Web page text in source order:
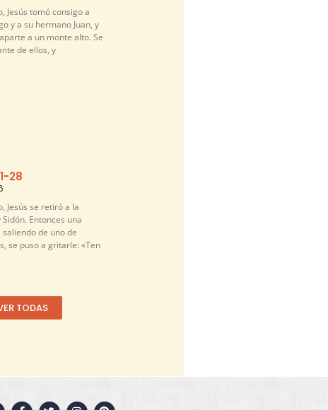
Jesús tomó consigo a
y a su hermano Juan, y
a un monte alto. Se
de ellos, y
28
Jesús se retiró a la
Entonces una
de uno de
se puso a gritarle: «Ten
TODAS
F T I P